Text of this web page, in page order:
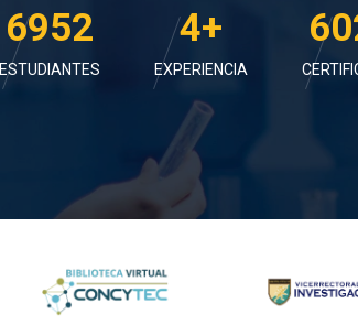
7285
ESTUDIANTES
4+
EXPERIENCIA